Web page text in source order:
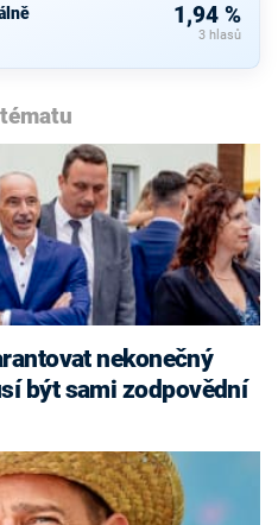
1,94 %
3 hlasů
být sami zodpovědní